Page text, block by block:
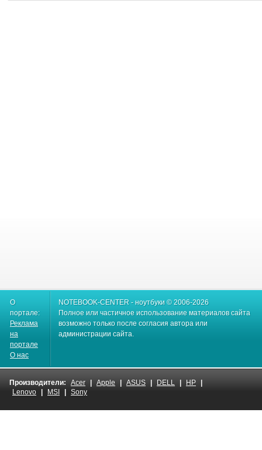
О
портале:
Реклама
на
портале
О нас
NOTEBOOK-CENTER - ноутбуки © 2006-2026
Полное или частичное использование материалов сайта
возможно только после согласия автора или
администрации сайта.
Производители: Acer Apple ASUS DELL HP
Lenovo
MSI Sony